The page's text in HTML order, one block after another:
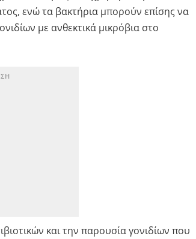
ενώ τα βακτήρια μπορούν επίσης να
με ανθεκτικά μικρόβια στο
και την παρουσία γονιδίων που